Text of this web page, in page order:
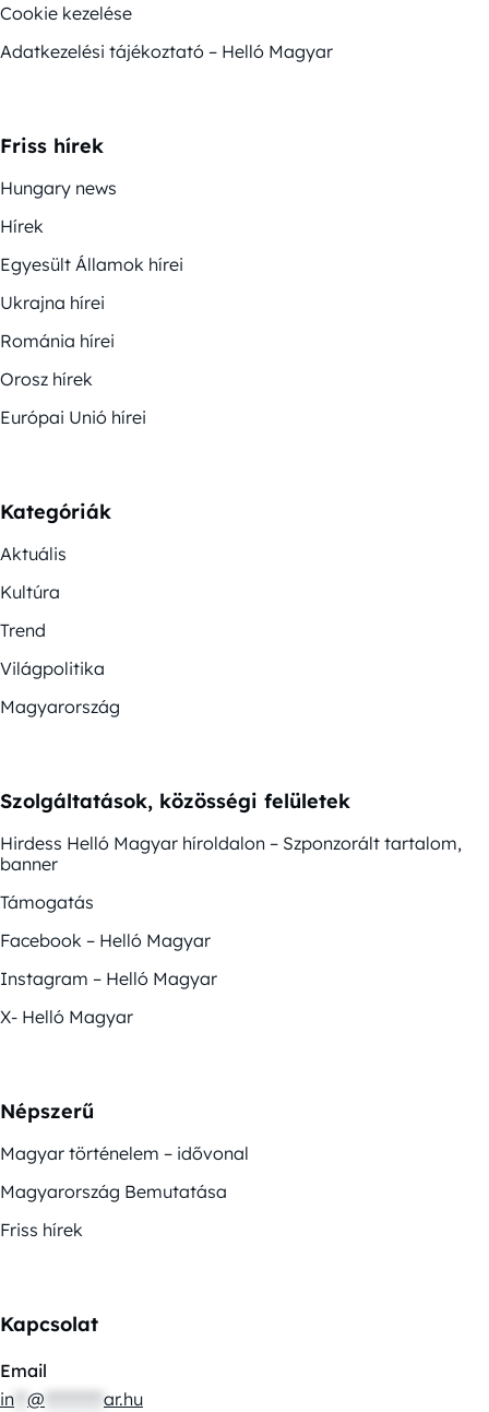
Cookie kezelése
Adatkezelési tájékoztató – Helló Magyar
Friss hírek
Hungary news
Hírek
Egyesült Államok hírei
Ukrajna hírei
Románia hírei
Orosz hírek
Európai Unió hírei
Kategóriák
Aktuális
Kultúra
Trend
Világpolitika
Magyarország
Szolgáltatások, közösségi felületek
Hirdess Helló Magyar híroldalon – Szponzorált tartalom,
banner
Támogatás
Facebook – Helló Magyar
Instagram – Helló Magyar
X- Helló Magyar
Népszerű
Magyar történelem – idővonal
Magyarország Bemutatása
Friss hírek
Kapcsolat
Email
in @ ar.hu